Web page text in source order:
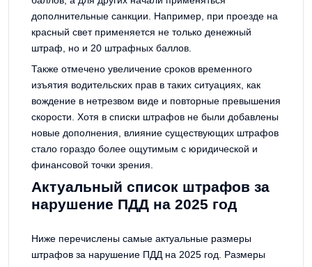
дополнительные санкции. Например, при проезде на
красный свет применяется не только денежный
штраф, но и 20 штрафных баллов.
Также отмечено увеличение сроков временного
изъятия водительских прав в таких ситуациях, как
вождение в нетрезвом виде и повторные превышения
скорости. Хотя в списки штрафов не были добавлены
новые дополнения, влияние существующих штрафов
стало гораздо более ощутимым с юридической и
финансовой точки зрения.
Актуальный список штрафов за
нарушение ПДД на 2025 год
Ниже перечислены самые актуальные размеры
штрафов за нарушение ПДД на 2025 год. Размеры